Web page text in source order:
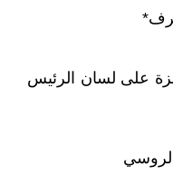
على لسان الرئيس